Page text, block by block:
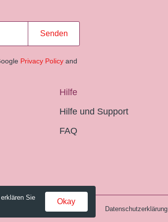
Senden
Privacy Policy and
Hilfe
Hilfe und Support
FAQ
Gebühren und AGB Datenschutzerklärung
Sie
Okay